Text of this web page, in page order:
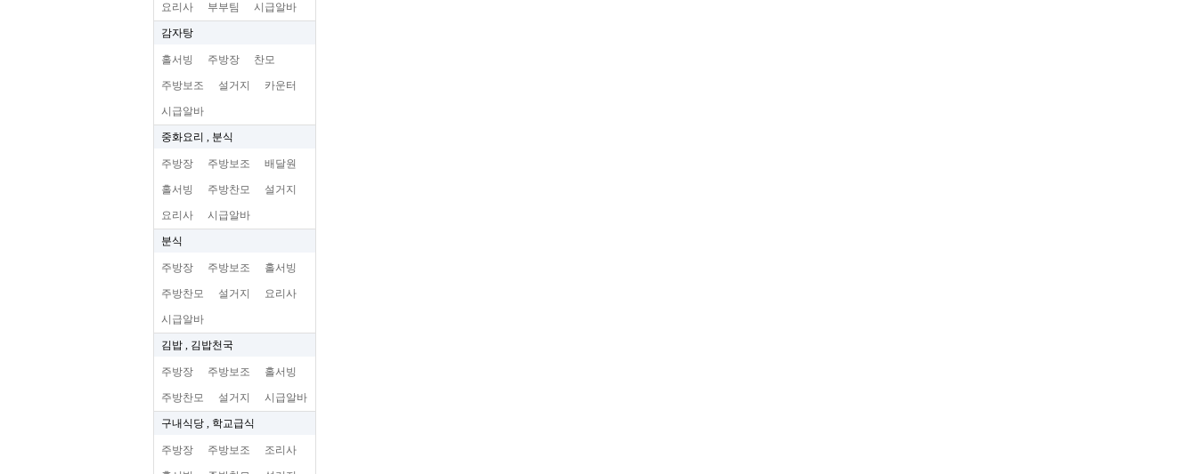
요리사 부부팀 시급알바
감자탕
홀서빙 주방장 찬모
주방보조 설거지 카운터
시급알바
중화요리 , 분식
주방장 주방보조 배달원
홀서빙 주방찬모 설거지
요리사 시급알바
분식
주방장 주방보조 홀서빙
주방찬모 설거지 요리사
시급알바
김밥 , 김밥천국
주방장 주방보조 홀서빙
주방찬모 설거지 시급알바
구내식당 , 학교급식
주방장 주방보조 조리사